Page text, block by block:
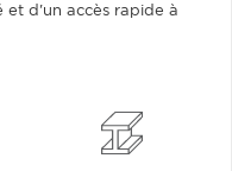
et d'un accès rapide à